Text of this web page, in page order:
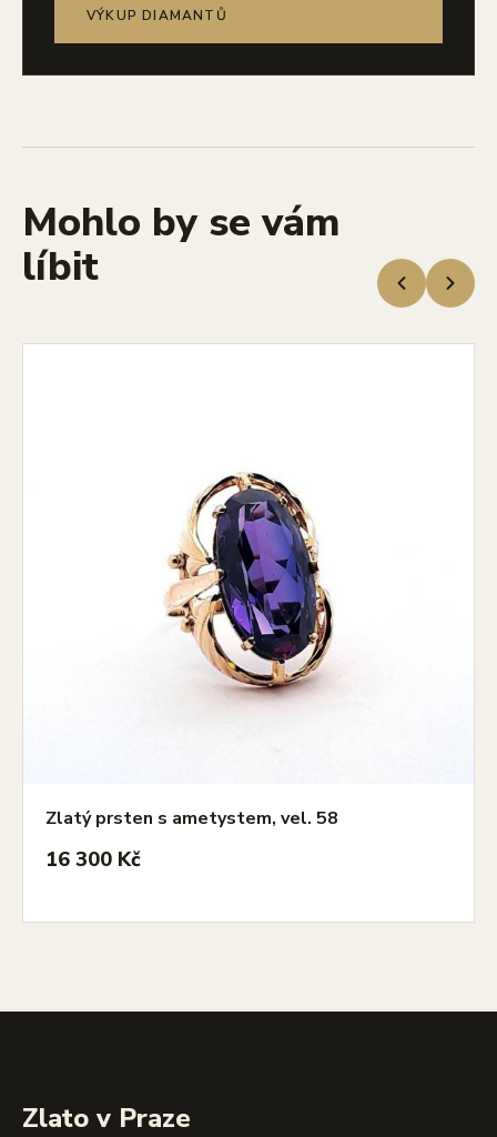
VÝKUP DIAMANTŮ
Mohlo by se vám
líbit
Zlatý prsten s ametystem, vel. 58
16 300 Kč
Zlato v Praze